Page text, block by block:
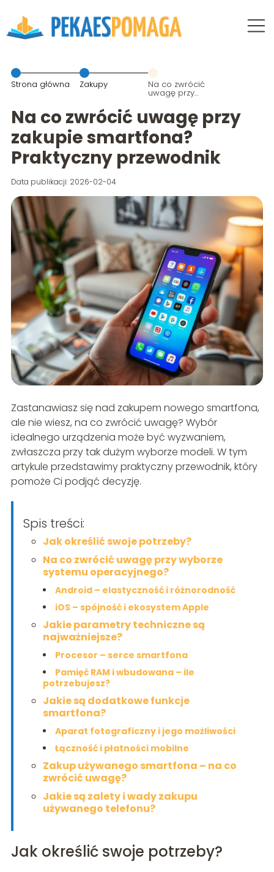
Strona główna Zakupy Na co zwrócić
uwagę przy
Praktyczny
przewodnik
Na co zwrócić uwagę przy
zakupie smartfona?
Praktyczny przewodnik
Data publikacji: 2026-02-04
Zastanawiasz się nad zakupem nowego smartfona,
ale nie wiesz, na co zwrócić uwagę? Wybór
idealnego urządzenia może być wyzwaniem,
zwłaszcza przy tak dużym wyborze modeli. W tym
artykule przedstawimy praktyczny przewodnik, który
pomoże Ci podjąć decyzję.
Spis treści:
Jak określić swoje potrzeby?
Na co zwrócić uwagę przy wyborze
systemu operacyjnego?
Android – elastyczność i różnorodność
iOS – spójność i ekosystem Apple
Jakie parametry techniczne są
najważniejsze?
Procesor – serce smartfona
Pamięć RAM i wbudowana – ile
potrzebujesz?
Jakie są dodatkowe funkcje
smartfona?
Aparat fotograficzny i jego możliwości
Łączność i płatności mobilne
Zakup używanego smartfona – na co
zwrócić uwagę?
Jakie są zalety i wady zakupu
używanego telefonu?
Jak określić swoje potrzeby?